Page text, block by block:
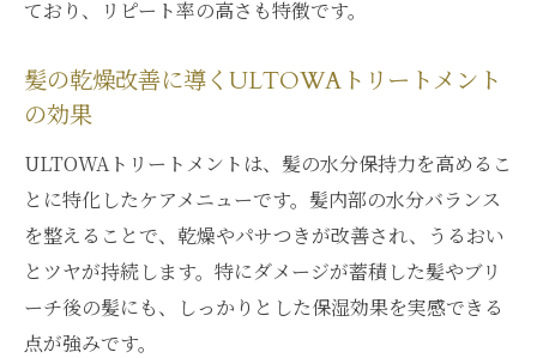
ており、リピート率の高さも特徴です。
髪の乾燥改善に導くULTOWAトリートメント
の効果
ULTOWAトリートメントは、髪の水分保持力を高めるこ
とに特化したケアメニューです。髪内部の水分バランス
を整えることで、乾燥やパサつきが改善され、うるおい
とツヤが持続します。特にダメージが蓄積した髪やブリ
ーチ後の髪にも、しっかりとした保湿効果を実感できる
点が強みです。